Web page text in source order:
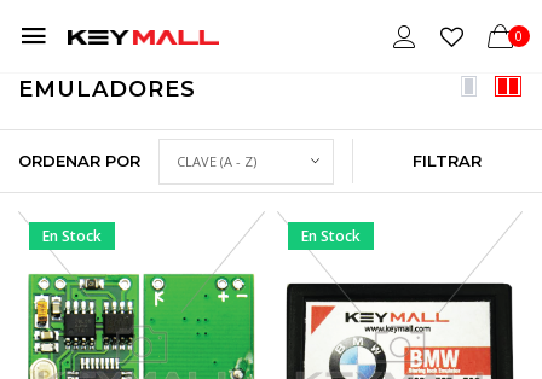
0
EMULADORES
ORDENAR POR FILTRAR
En Stock En Stock